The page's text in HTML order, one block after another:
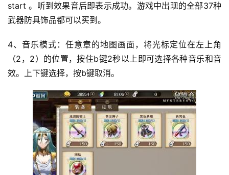
start 。听到效果音后即表示成功。游戏中出现的全部37种
武器防具饰品都可以买到。
4、音乐模式：任意章的地图画面，将光标定位在左上角
（2，2）的位置，按住b键2秒以上即可选择各种音乐和音
效。上下键选择，按b键取消。